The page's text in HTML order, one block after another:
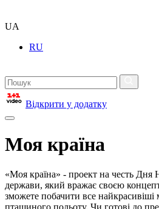
UA
RU
Відкрити у додатку
Моя країна
«Моя країна» - проект на честь Дня
держави, який вражає своєю
зможете побачити все найкрасивіші
пташиного польоту. Чи готові до